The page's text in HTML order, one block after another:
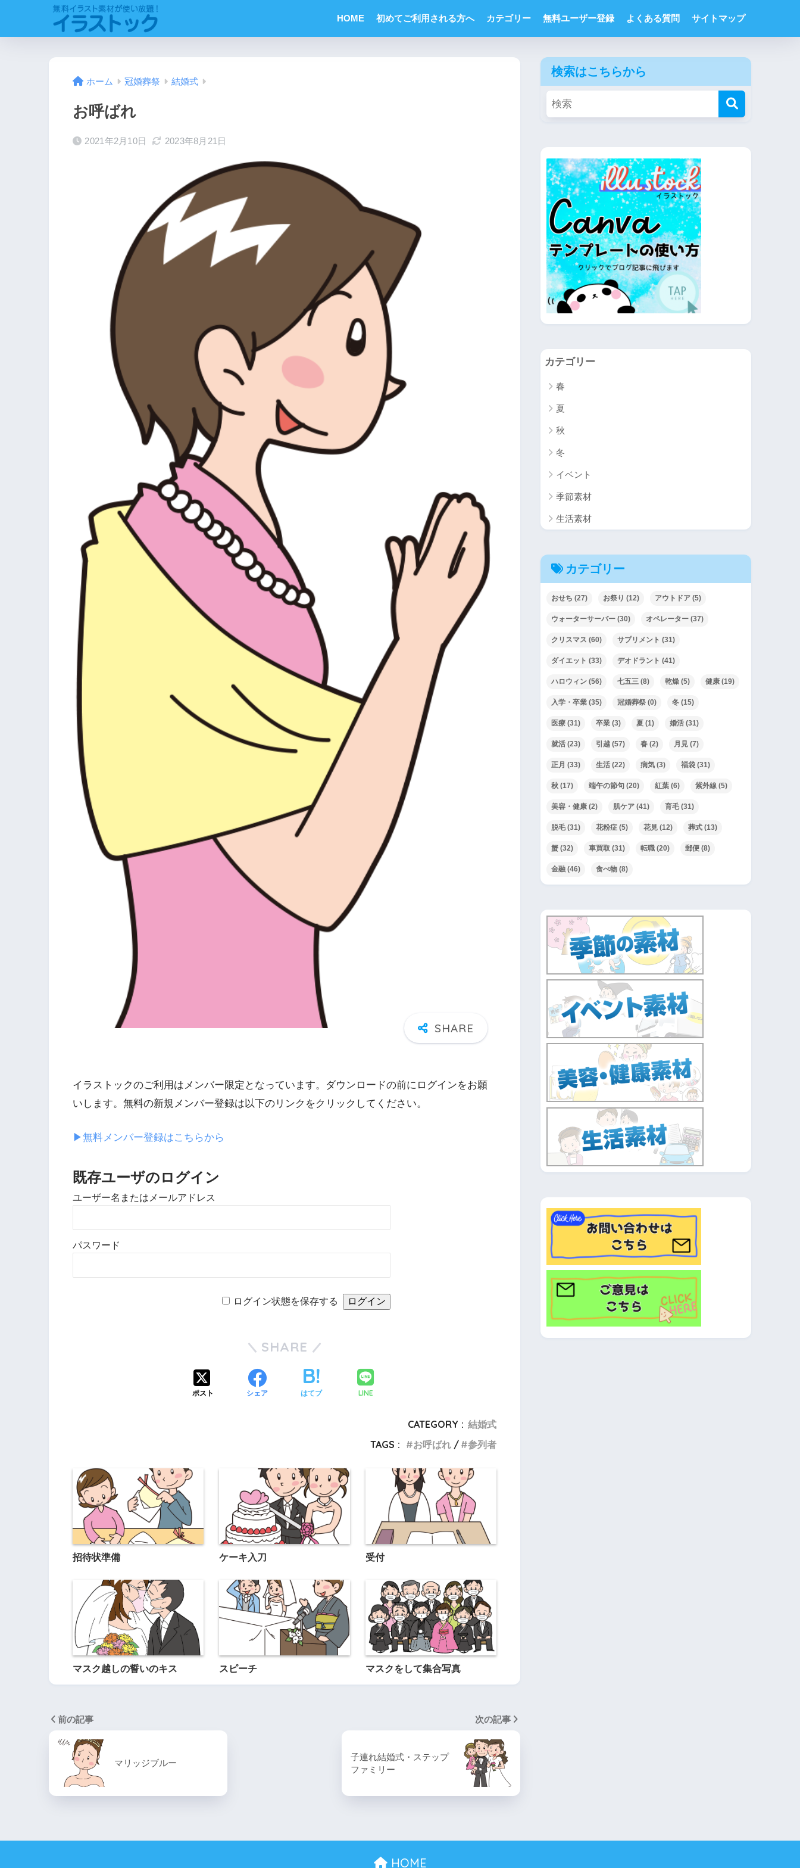
HOME 初めてご利用される方へ カテゴリー 無料ユーザー登録 よくある質問 サイトマップ
ホーム 冠婚葬祭 結婚式
お呼ばれ
2021年2月10日 2023年8月21日
イラストックのご利用はメンバー限定となっています。ダウンロードの前にログインをお願
いします。無料の新規メンバー登録は以下のリンクをクリックしてください。
▶︎無料メンバー登録はこちらから
既存ユーザのログイン
ユーザー名またはメールアドレス
パスワード
ログイン状態を保存する
SHARE
ポスト シェア はてブ LINE
CATEGORY : 結婚式
TAGS :
お呼ばれ 参列者
招待状準備 ケーキ入刀 受付
マスク越しの誓いのキス スピーチ マスクをして集合写真
前の記事
マリッジブルー
次の記事
子連れ結婚式・ステップ
ファミリー
検索はこちらから
カテゴリー
春
夏
秋
冬
イベント
季節素材
生活素材
カテゴリー
おせち (27) お祭り (12) アウトドア (5)
ウォーターサーバー (30) オペレーター (37)
クリスマス (60) サプリメント (31)
ダイエット (33) デオドラント (41)
ハロウィン (56) 七五三 (8) 乾燥 (5) 健康 (19)
入学・卒業 (35) 冠婚葬祭 (0) 冬 (15)
医療 (31) 卒業 (3) 夏 (1) 婚活 (31)
就活 (23) 引越 (57) 春 (2) 月見 (7)
正月 (33) 生活 (22) 病気 (3) 福袋 (31)
秋 (17) 端午の節句 (20) 紅葉 (6) 紫外線 (5)
美容・健康 (2) 肌ケア (41) 育毛(31)
脱毛(31) 花粉症 (5) 花見 (12) 葬式 (13)
蟹 (32) 車買取 (31) 転職 (20) 郵便 (8)
金融 (46) 食べ物 (8)
HOME